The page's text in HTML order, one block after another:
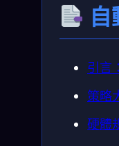
引言
策略
硬體